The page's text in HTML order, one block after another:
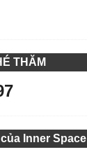
THĂM
Inner Space